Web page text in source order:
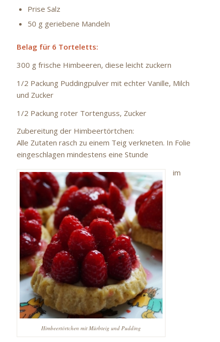
Prise Salz
50 g geriebene Mandeln
Belag für 6 Torteletts:
300 g frische Himbeeren, diese leicht zuckern
1/2 Packung Puddingpulver mit echter Vanille, Milch
und Zucker
1/2 Packung roter Tortenguss, Zucker
Zubereitung der Himbeertörtchen:
Alle Zutaten rasch zu einem Teig verkneten. In Folie
eingeschlagen mindestens eine Stunde
Himbeertörtchen mit Mürbteig und Pudding
im